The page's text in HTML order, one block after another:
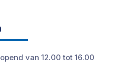
van 12.00 tot 16.00